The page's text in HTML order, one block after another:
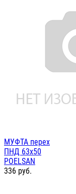
МУФТА перех
ПНД 63х50
POELSAN
336 руб.